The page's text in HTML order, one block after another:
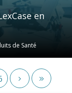
en
de Santé
de Santé